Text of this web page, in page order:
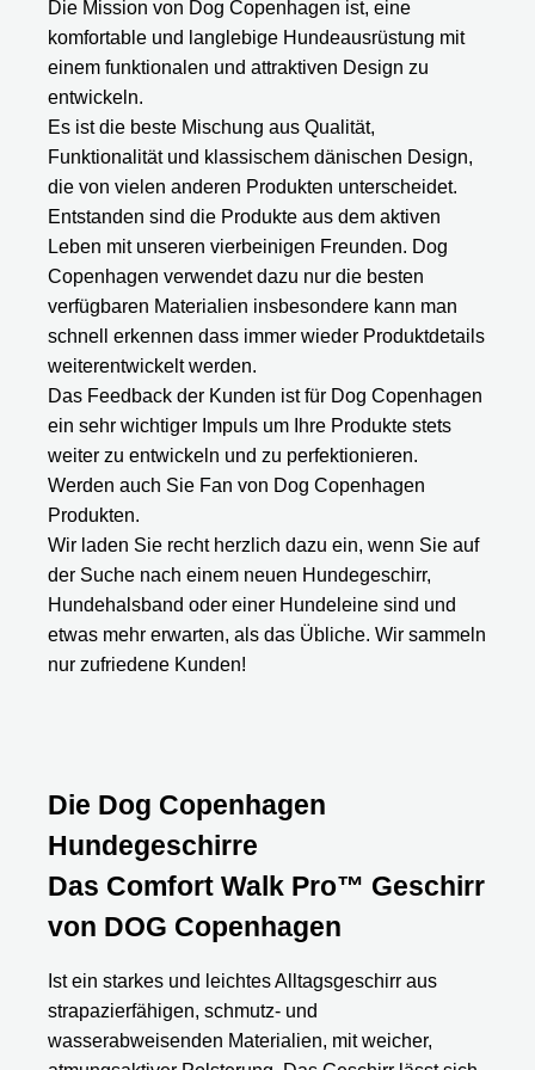
Die Mission von Dog Copenhagen ist, eine
komfortable und langlebige Hundeausrüstung mit
einem funktionalen und attraktiven Design zu
entwickeln.
Es ist die beste Mischung aus Qualität,
Funktionalität und klassischem dänischen Design,
die von vielen anderen Produkten unterscheidet.
Entstanden sind die Produkte aus dem aktiven
Leben mit unseren vierbeinigen Freunden. Dog
Copenhagen verwendet dazu nur die besten
verfügbaren Materialien insbesondere kann man
schnell erkennen dass immer wieder Produktdetails
weiterentwickelt werden.
Das Feedback der Kunden ist für Dog Copenhagen
ein sehr wichtiger Impuls um Ihre Produkte stets
weiter zu entwickeln und zu perfektionieren.
Werden auch Sie Fan von Dog Copenhagen
Produkten.
Wir laden Sie recht herzlich dazu ein, wenn Sie auf
der Suche nach einem neuen Hundegeschirr,
Hundehalsband oder einer Hundeleine sind und
etwas mehr erwarten, als das Übliche. Wir sammeln
nur zufriedene Kunden!
Die Dog Copenhagen
Hundegeschirre
Das Comfort Walk Pro™ Geschirr
von DOG Copenhagen
Ist ein starkes und leichtes Alltagsgeschirr aus
strapazierfähigen, schmutz- und
wasserabweisenden Materialien, mit weicher,